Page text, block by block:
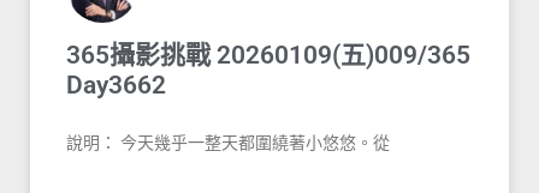
365攝影挑戰 20260109(五)009/365
Day3662
說明： 今天幾乎一整天都圍繞著小悠悠。從